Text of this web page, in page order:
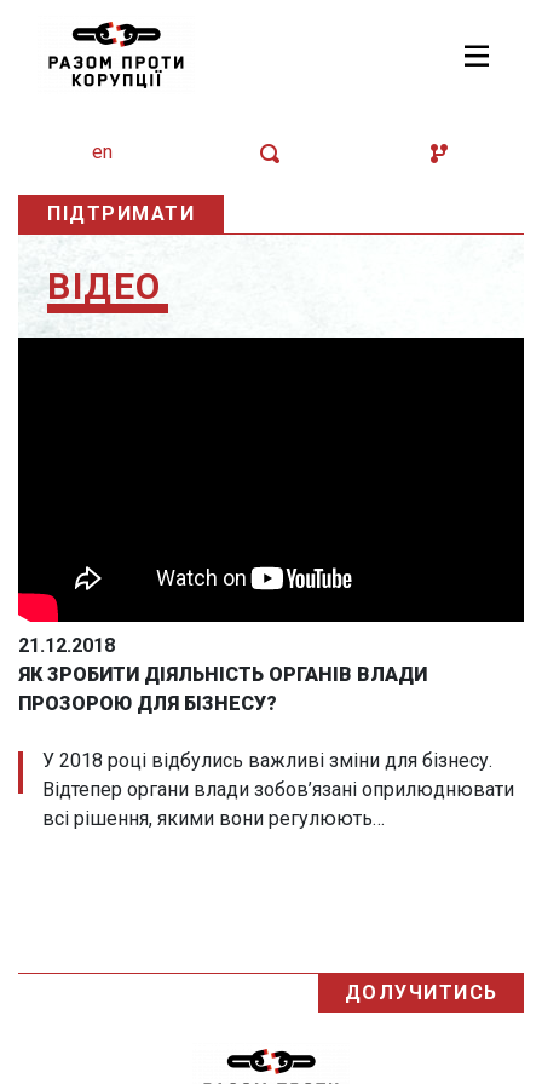
en
ПІДТРИМАТИ
ВІДЕО
21.12.2018
ЯК ЗРОБИТИ ДІЯЛЬНІСТЬ ОРГАНІВ ВЛАДИ
ПРОЗОРОЮ ДЛЯ БІЗНЕСУ?
У 2018 році відбулись важливі зміни для бізнесу.
Відтепер органи влади зобов’язані оприлюднювати
всі рішення, якими вони регулюють…
ДОЛУЧИТИСЬ